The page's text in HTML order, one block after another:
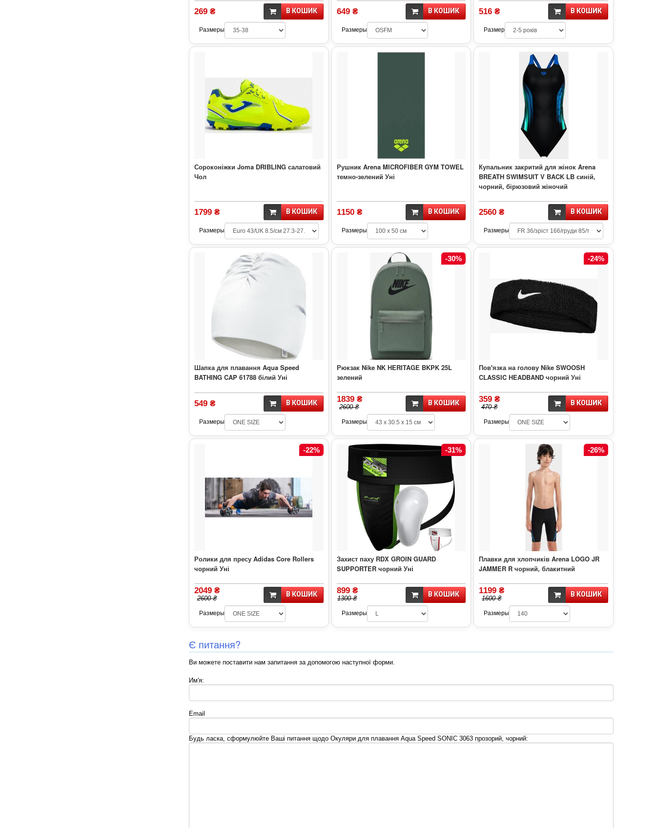
269 ₴ В КОШИК
Размеры
649 ₴ В КОШИК
Размеры
516 ₴ В КОШИК
Размер
Сороконіжки Joma DRIBLING салатовий
Чол
1799 ₴ В КОШИК
Размеры
Рушник Arena MICROFIBER GYM TOWEL
темно-зелений Уні
1150 ₴ В КОШИК
Размеры
Купальник закритий для жінок Arena
BREATH SWIMSUIT V BACK LB синій,
чорний, бірюзовий жіночий
2560 ₴ В КОШИК
Размеры
Шапка для плавання Aqua Speed
BATHING CAP 61788 білий Уні
549 ₴ В КОШИК
Размеры
-30%
Рюкзак Nike NK HERITAGE BKPK 25L
зелений
1839 ₴
2600 ₴
В КОШИК
Размеры
-24%
Пов'язка на голову Nike SWOOSH
CLASSIC HEADBAND чорний Уні
359 ₴
470 ₴
В КОШИК
Размеры
-22%
Ролики для пресу Adidas Core Rollers
чорний Уні
2049 ₴
2600 ₴
В КОШИК
Размеры
-31%
Захист паху RDX GROIN GUARD
SUPPORTER чорний Уні
899 ₴
1300 ₴
В КОШИК
Размеры
-26%
Плавки для хлопчиків Arena LOGO JR
JAMMER R чорний, блакитний
1199 ₴
1600 ₴
В КОШИК
Размеры
Є питання?
Ви можете поставити нам запитання за допомогою наступної форми.
Им'я:
Email
Будь ласка, сформулюйте Ваші питання щодо Окуляри для плавання Aqua Speed SONIC 3063 прозорий, чорний: